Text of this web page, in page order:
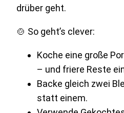
drüber geht.
🍲 So geht’s clever:
Koche eine große
– und friere Reste
Backe gleich zwei
statt einem.